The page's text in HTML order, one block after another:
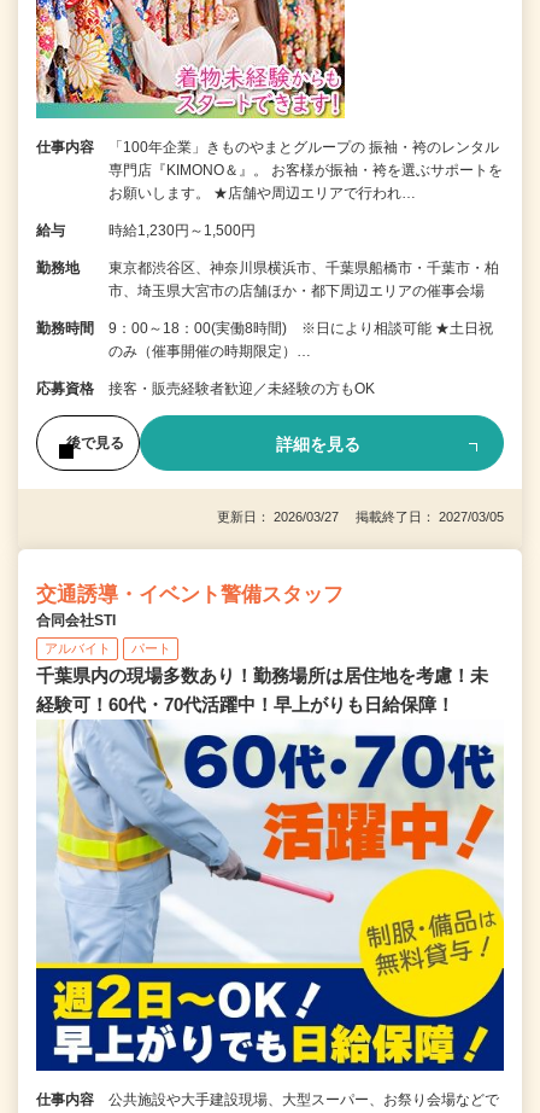
仕事内容
「100年企業」きものやまとグループの 振袖・袴のレンタル
専門店『KIMONO＆』。 お客様が振袖・袴を選ぶサポートを
お願いします。 ★店舗や周辺エリアで行われ…
給与 時給1,230円～1,500円
勤務地
東京都渋谷区、神奈川県横浜市、千葉県船橋市・千葉市・柏
市、埼玉県大宮市の店舗ほか・都下周辺エリアの催事会場
勤務時間
9：00～18：00(実働8時間) ※日により相談可能 ★土日祝
のみ（催事開催の時期限定）…
応募資格 接客・販売経験者歓迎／未経験の方もOK
後で見る 詳細を見る
更新日： 2026/03/27 掲載終了日： 2027/03/05
交通誘導・イベント警備スタッフ
合同会社STI
アルバイト パート
千葉県内の現場多数あり！勤務場所は居住地を考慮！未
経験可！60代・70代活躍中！早上がりも日給保障！
仕事内容
公共施設や大手建設現場、大型スーパー、お祭り会場などで